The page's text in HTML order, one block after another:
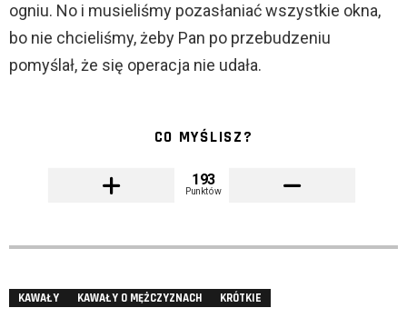
ogniu. No i musieliśmy pozasłaniać wszystkie okna,
bo nie chcieliśmy, żeby Pan po przebudzeniu
pomyślał, że się operacja nie udała.
CO MYŚLISZ?
193
Punktów
KAWAŁY KAWAŁY O MĘŻCZYZNACH KRÓTKIE